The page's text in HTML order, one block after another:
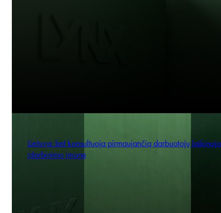
Lietuva: bnt konsultuoja pirmaujančią darbuotojų laikinojo
įdarbinimo įmonę